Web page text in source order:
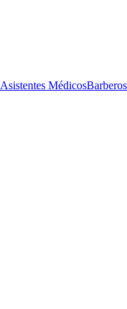
Asistentes Médicos